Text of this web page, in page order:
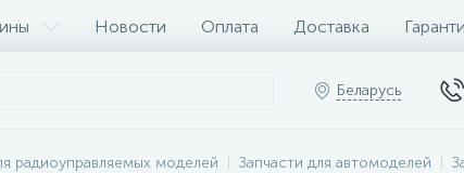
Новости Оплата Доставка
Беларусь
радиоуправляемых моделей Запчасти для автомоделей